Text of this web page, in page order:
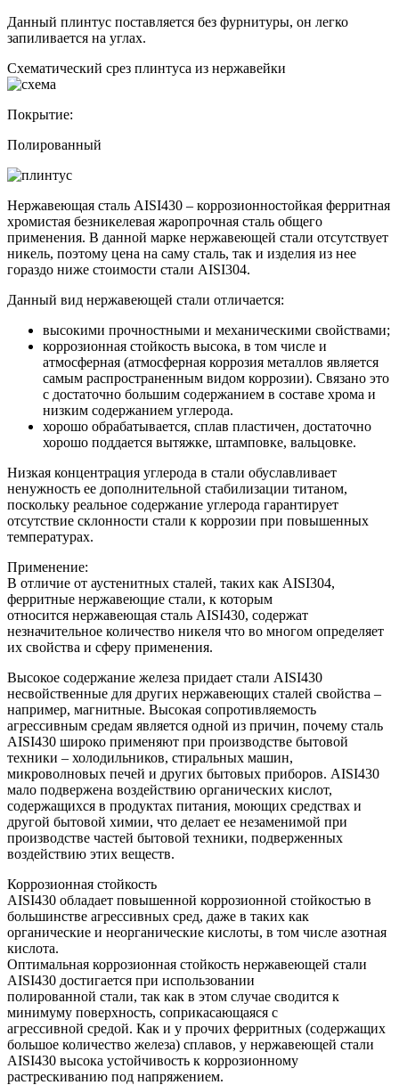
Данный плинтус поставляется без фурнитуры, он легко
запиливается на углах.
Схематический срез плинтуса из нержавейки
Покрытие:
Полированный
Нержавеющая сталь AISI430 – коррозионностойкая ферритная
хромистая безникелевая жаропрочная сталь общего
применения. В данной марке нержавеющей стали отсутствует
никель, поэтому цена на саму сталь, так и изделия из нее
гораздо ниже стоимости стали AISI304.
Данный вид нержавеющей стали отличается:
высокими прочностными и механическими свойствами;
коррозионная стойкость высока, в том числе и
атмосферная (атмосферная коррозия металлов является
самым распространенным видом коррозии). Связано это
с достаточно большим содержанием в составе хрома и
низким содержанием углерода.
хорошо обрабатывается, сплав пластичен, достаточно
хорошо поддается вытяжке, штамповке, вальцовке.
Низкая концентрация углерода в стали обуславливает
ненужность ее дополнительной стабилизации титаном,
поскольку реальное содержание углерода гарантирует
отсутствие склонности стали к коррозии при повышенных
температурах.
Применение:
В отличие от аустенитных сталей, таких как AISI304,
ферритные нержавеющие стали, к которым
относится нержавеющая сталь AISI430, содержат
незначительное количество никеля что во многом определяет
их свойства и сферу применения.
Высокое содержание железа придает стали AISI430
несвойственные для других нержавеющих сталей свойства –
например, магнитные. Высокая сопротивляемость
агрессивным средам является одной из причин, почему сталь
AISI430 широко применяют при производстве бытовой
техники – холодильников, стиральных машин,
микроволновых печей и других бытовых приборов. AISI430
мало подвержена воздействию органических кислот,
содержащихся в продуктах питания, моющих средствах и
другой бытовой химии, что делает ее незаменимой при
производстве частей бытовой техники, подверженных
воздействию этих веществ.
Коррозионная стойкость
AISI430 обладает повышенной коррозионной стойкостью в
большинстве агрессивных сред, даже в таких как
органические и неорганические кислоты, в том числе азотная
кислота.
Оптимальная коррозионная стойкость нержавеющей стали
AISI430 достигается при использовании
полированной стали, так как в этом случае сводится к
минимуму поверхность, соприкасающаяся с
агрессивной средой. Как и у прочих ферритных (содержащих
большое количество железа) сплавов, у нержавеющей стали
AISI430 высока устойчивость к коррозионному
растрескиванию под напряжением.